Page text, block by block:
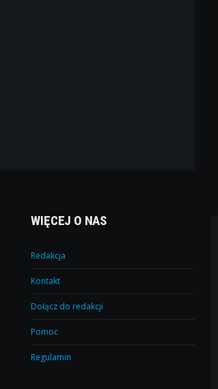
WIĘCEJ O NAS
Redakcja
Kontakt
Dołącz do redakcji
Pomoc
Regulamin